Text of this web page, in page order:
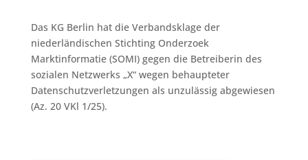
Das KG Berlin hat die Verbandsklage der
niederländischen Stichting Onderzoek
Marktinformatie (SOMI) gegen die Betreiberin des
sozialen Netzwerks „X“ wegen behaupteter
Datenschutzverletzungen als unzulässig abgewiesen
(Az. 20 VKl 1/25).